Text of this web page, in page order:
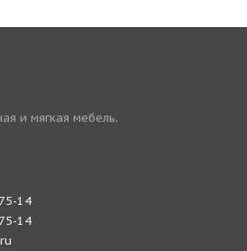
и мягкая мебель.
14
14